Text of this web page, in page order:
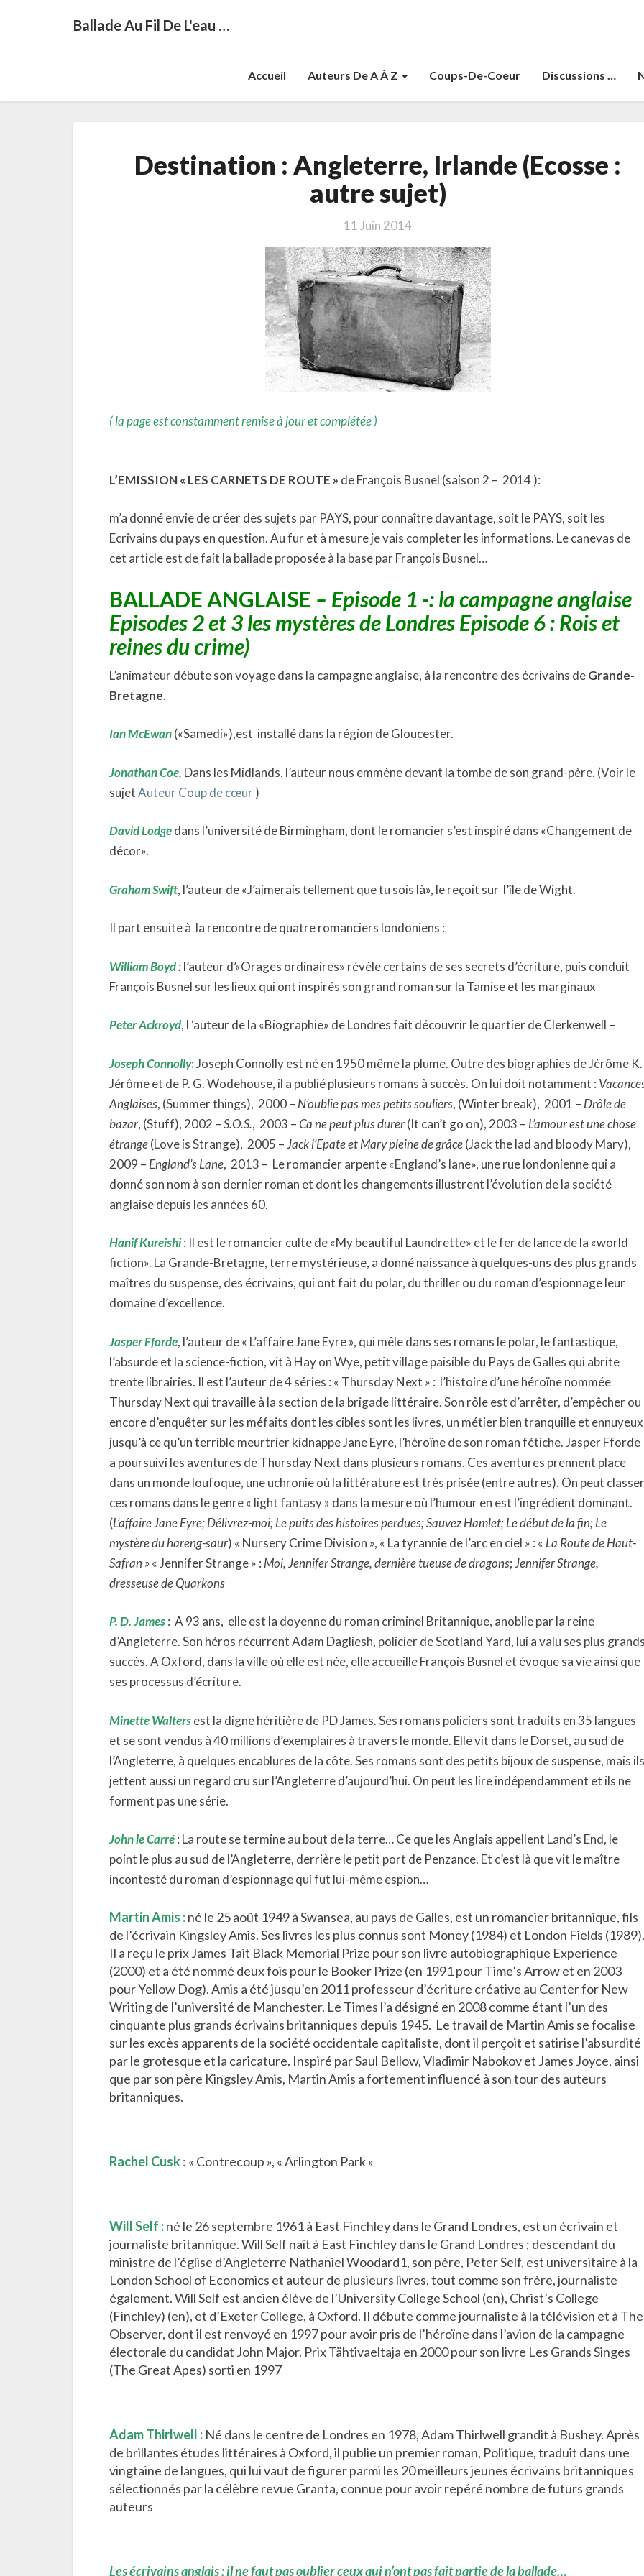
Ballade Au Fil De L'eau …
Accueil Auteurs De A À Z Coups-De-Coeur Discussions …
:
Angleterre,
Irlande
:
autre
sujet)
Destination : Angleterre, Irlande (Ecosse :
autre sujet)
11 Juin 2014
( la page est constamment remise à jour et complétée )
L’EMISSION « LES CARNETS DE ROUTE » de François Busnel (saison 2 – 2014 ):
m’a donné envie de créer des sujets par PAYS, pour connaître davantage, soit le PAYS, soit les
Ecrivains du pays en question. Au fur et à mesure je vais completer les informations. Le canevas de
cet article est de fait la ballade proposée à la base par François Busnel…
BALLADE ANGLAISE – Episode 1 -: la campagne anglaise
Episodes 2 et 3 les mystères de Londres Episode 6 : Rois et
reines du crime)
L’animateur débute son voyage dans la campagne anglaise, à la rencontre des écrivains deGrande-
Bretagne.
Ian McEwan(«Samedi»),est installé dans la région de Gloucester.
Jonathan Coe, Dans les Midlands, l’auteur nous emmène devant la tombe de son grand-père. (Voir le
sujetAuteur Coup de cœur)
David Lodgedans l’université de Birmingham, dont le romancier s’est inspiré dans «Changement de
décor».
Graham Swift, l’auteur de «J’aimerais tellement que tu sois là», le reçoit sur l’île de Wight.
Il part ensuite à la rencontre de quatre romanciers londoniens :
William Boyd:l’auteur d’«Orages ordinaires» révèle certains de ses secrets d’écriture, puis conduit
François Busnel sur les lieux qui ont inspirés son grand roman sur la Tamise et les marginaux
Peter Ackroyd, l ‘auteur de la «Biographie» de Londres fait découvrir le quartier de Clerkenwell –
Joseph Connolly:Joseph Connolly est né en 1950 même la plume. Outre des biographies de Jérôme K.
Jérôme et de P. G. Wodehouse, il a publié plusieurs romans à succès. On lui doit notamment :
Anglaises, (Summer things), 2000 – N’oublie pas mes petits souliers, (Winter break), 2001 – Drôle de
bazar, (Stuff), 2002 –S.O.S., 2003 –Ca ne peut plus durer(It can’t go on), 2003 – L’amour est une chose
étrange(Love is Strange), 2005 –Jack l’Epate et Mary pleine de grâce(Jack the lad and bloody Mary),
2009 – England’s Lane, 2013 – Le romancier arpente «England’s lane», une rue londonienne qui a
donné son nom à son dernier roman et dont les changements illustrent l’évolution de la société
anglaise depuis les années 60.
Hanif Kureishi: Il est le romancier culte de «My beautiful Laundrette» et le fer de lance de la «world
fiction». La Grande-Bretagne, terre mystérieuse, a donné naissance à quelques-uns des plus grands
maîtres du suspense, des écrivains, qui ont fait du polar, du thriller ou du roman d’espionnage leur
domaine d’excellence.
Jasper Fforde, l’auteur de « L’affaire Jane Eyre », qui mêle dans ses romans le polar, le fantastique,
l’absurde et la science-fiction, vit à Hay on Wye, petit village paisible du Pays de Galles qui abrite
trente librairies. Il est l’auteur de 4 séries : « Thursday Next » : l’histoire d’une héroïne nommée
Thursday Next qui travaille à la section de la brigade littéraire. Son rôle est d’arrêter, d’empêcher ou
encore d’enquêter sur les méfaits dont les cibles sont les livres, un métier bien tranquille et ennuyeux
jusqu’à ce qu’un terrible meurtrier kidnappe Jane Eyre, l’héroïne de son roman fétiche. Jasper Fforde
a poursuivi les aventures de Thursday Next dans plusieurs romans. Ces aventures prennent place
dans un monde loufoque, une uchronie où la littérature est très prisée (entre autres). On peut classer
ces romans dans le genre « light fantasy » dans la mesure où l’humour en est l’ingrédient dominant.
(L’affaire Jane Eyre; Délivrez-moi; Le puits des histoires perdues; Sauvez Hamlet; Le début de la fin; Le
mystère du hareng-saur) « Nursery Crime Division », « La tyrannie de l’arc en ciel » : « La Route de Haut-
Safran »« Jennifer Strange » : Moi, Jennifer Strange, dernière tueuse de dragons;Jennifer Strange,
dresseuse de Quarkons
P. D. James: A 93 ans, elle est la doyenne du roman criminel Britannique, anoblie par la reine
d’Angleterre. Son héros récurrent Adam Dagliesh, policier de Scotland Yard, lui a valu ses plus
succès. A Oxford, dans la ville où elle est née, elle accueille François Busnel et évoque sa vie ainsi que
ses processus d’écriture.
Minette Waltersest la digne héritière de PD James. Ses romans policiers sont traduits en 35 langues
et se sont vendus à 40 millions d’exemplaires à travers le monde. Elle vit dans le Dorset, au sud de
l’Angleterre, à quelques encablures de la côte. Ses romans sont des petits bijoux de suspense, mais ils
jettent aussi un regard cru sur l’Angleterre d’aujourd’hui. On peut les lire indépendamment et ils ne
forment pas une série.
John le Carré: La route se termine au bout de la terre… Ce que les Anglais appellent Land’s End, le
point le plus au sud de l’Angleterre, derrière le petit port de Penzance. Et c’est là que vit le maître
incontesté du roman d’espionnage qui fut lui-même espion…
Martin Amis :né le 25 août 1949 à Swansea, au pays de Galles, est un romancier britannique, fils
de l’écrivain Kingsley Amis. Ses livres les plus connus sont Money (1984) et London Fields (1989).
Il a reçu le prix James Tait Black Memorial Prize pour son livre autobiographique Experience
(2000) et a été nommé deux fois pour le Booker Prize (en 1991 pour Time’s Arrow et en 2003
pour Yellow Dog). Amis a été jusqu’en 2011 professeur d’écriture créative au Center for New
Writing de l’université de Manchester. Le Times l’a désigné en 2008 comme étant l’un des
cinquante plus grands écrivains britanniques depuis 1945. Le travail de Martin Amis se focalise
sur les excès apparents de la société occidentale capitaliste, dont il perçoit et satirise l’absurdité
par le grotesque et la caricature. Inspiré par Saul Bellow, Vladimir Nabokov et James Joyce, ainsi
que par son père Kingsley Amis, Martin Amis a fortement influencé à son tour des auteurs
britanniques.
Rachel Cusk: « Contrecoup », « Arlington Park »
Will Self :né le 26 septembre 1961 à East Finchley dans le Grand Londres, est un écrivain et
journaliste britannique. Will Self naît à East Finchley dans le Grand Londres ; descendant du
ministre de l’église d’Angleterre Nathaniel Woodard1, son père, Peter Self, est universitaire à la
London School of Economics et auteur de plusieurs livres, tout comme son frère, journaliste
également. Will Self est ancien élève de l’University College School (en), Christ’s College
(Finchley) (en), et d’Exeter College, à Oxford. Il débute comme journaliste à la télévision et à The
Observer, dont il est renvoyé en 1997 pour avoir pris de l’héroïne dans l’avion de la campagne
électorale du candidat John Major. Prix Tähtivaeltaja en 2000 pour son livre Les Grands Singes
(The Great Apes) sorti en 1997
Adam Thirlwell : Né dans le centre de Londres en 1978, Adam Thirlwell grandit à Bushey. Après
de brillantes études littéraires à Oxford, il publie un premier roman, Politique, traduit dans une
vingtaine de langues, qui lui vaut de figurer parmi les 20 meilleurs jeunes écrivains britanniques
sélectionnés par la célèbre revue Granta, connue pour avoir repéré nombre de futurs grands
auteurs
Les écrivains anglais : il ne faut pas oublier ceux qui n’ont pas fait partie de la ballade…